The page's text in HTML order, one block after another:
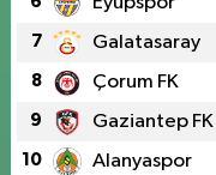
7 Galatasaray
8 Çorum FK
9 Gaziantep FK
10 Alanyaspor